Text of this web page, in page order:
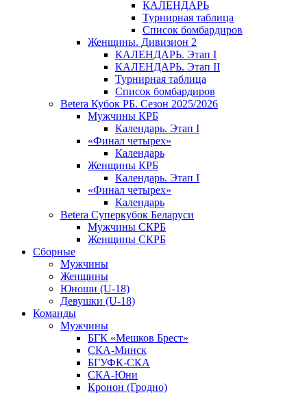
КАЛЕНДАРЬ
Турнирная таблица
Список бомбардиров
Женщины. Дивизион 2
КАЛЕНДАРЬ. Этап I
КАЛЕНДАРЬ. Этап II
Турнирная таблица
Список бомбардиров
Betera Кубок РБ. Сезон 2025/2026
Мужчины КРБ
Календарь. Этап I
«Финал четырех»
Календарь
Женщины КРБ
Календарь. Этап I
«Финал четырех»
Календарь
Betera Суперкубок Беларуси
Мужчины СКРБ
Женщины СКРБ
Сборные
Мужчины
Женщины
Юноши (U-18)
Девушки (U-18)
Команды
Мужчины
БГК «Мешков Брест»
СКА-Минск
БГУФК-СКА
СКА-Юни
Кронон (Гродно)